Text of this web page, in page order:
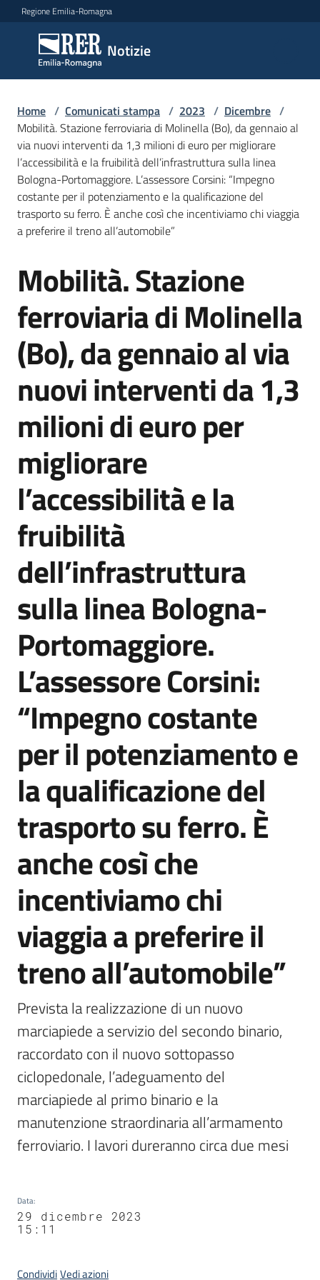
Vai al contenuto
Vai alla navigazione
Vai al footer
Regione Emilia-Romagna
Notizie
Notizie
Comunicati
stampa
Menu selezionato
Cerca
un
comunicato
Risorse
Agenzia
di
informazione
e
comunicazione
Seguici
su
Home / Comunicati stampa / 2023 / Dicembre /
Mobilità. Stazione ferroviaria di Molinella (Bo), da gennaio al
via nuovi interventi da 1,3 milioni di euro per migliorare
l’accessibilità e la fruibilità dell’infrastruttura sulla linea
Bologna-Portomaggiore. L’assessore Corsini: “Impegno
costante per il potenziamento e la qualificazione del
trasporto su ferro. È anche così che incentiviamo chi viaggia
a preferire il treno all’automobile”
Salta al contenuto
Mobilità. Stazione
ferroviaria di Molinella
(Bo), da gennaio al via
nuovi interventi da 1,3
milioni di euro per
migliorare
l’accessibilità e la
fruibilità
dell’infrastruttura
sulla linea Bologna-
Portomaggiore.
L’assessore Corsini:
“Impegno costante
per il potenziamento e
la qualificazione del
trasporto su ferro. È
anche così che
incentiviamo chi
viaggia a preferire il
treno all’automobile”
Prevista la realizzazione di un nuovo
marciapiede a servizio del secondo binario,
raccordato con il nuovo sottopasso
ciclopedonale, l’adeguamento del
marciapiede al primo binario e la
manutenzione straordinaria all’armamento
ferroviario. I lavori dureranno circa due mesi
Data:
29 dicembre 2023
15:11
CondividiVedi azioni